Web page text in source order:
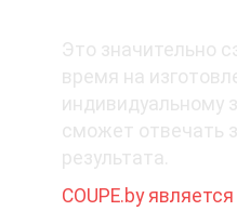
Это значительно
время на
индивидуальному
сможет отвечать
результата.
COUPE.by